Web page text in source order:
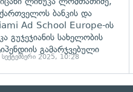
ბანკის და
Ad School Europe-ის
გუჯეჯიანის სახელობის
გამარჯვებული
სექტემბერი 2025, 10:28